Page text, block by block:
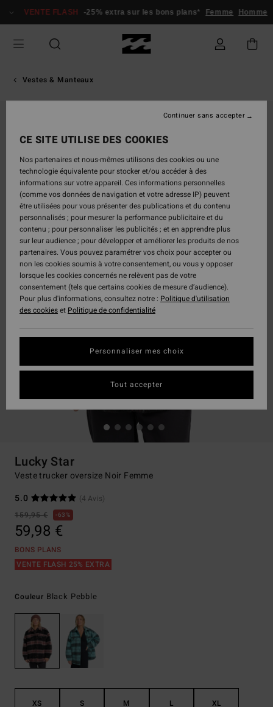
VENTE FLASH -25% extra sur les bons plans* Femme Homme
Vestes & Manteaux
Lucky Star
Veste trucker oversize Noir Femme
5.0
(4 Avis)
159,95 €
63%
59,98 €
BONS PLANS
VENTE FLASH 25% EXTRA
Couleur Black Pebble
XS S M L XL
CE SITE UTILISE DES COOKIES
Nos partenaires et nous-mêmes utilisons des cookies ou une
technologie équivalente pour stocker et/ou accéder à des
informations sur votre appareil. Ces informations personnelles
(comme vos données de navigation et votre adresse IP) peuvent
être utilisées pour vous présenter des publications et du contenu
personnalisés ; pour mesurer la performance publicitaire et du
contenu ; pour personnaliser les publicités ; et en apprendre plus
sur leur audience ; pour développer et améliorer les produits de nos
partenaires. Vous pouvez paramétrer vos choix pour accepter ou
non les cookies soumis à votre consentement, ou vous y opposer
lorsque les cookies concernés ne relèvent pas de votre
consentement (tels que certains cookies de mesure d’audience).
Pour plus d'informations, consultez notre : Politique d'utilisation
des cookieset Politique de confidentialité
Personnaliser mes choix
Continuer sans accepter
Tout accepter